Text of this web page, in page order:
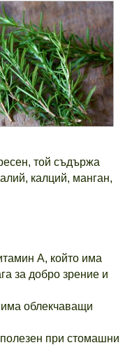
той съдържа
калций, манган,
А, който има
за добро зрение и
има облекчаващи
при стомашни